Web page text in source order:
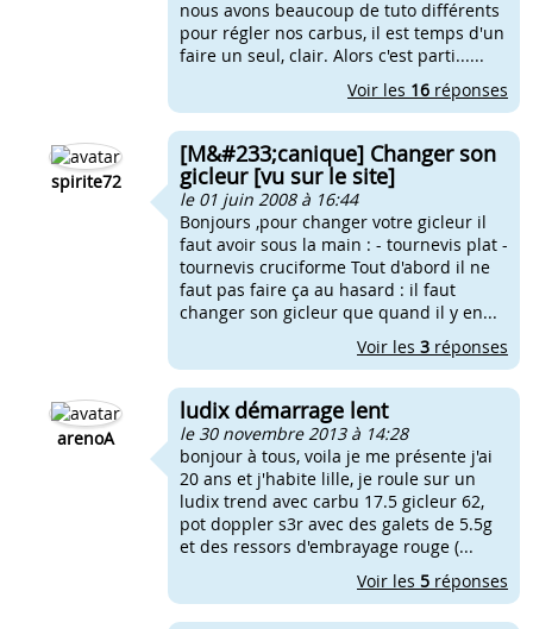
nous avons beaucoup de tuto différents
pour régler nos carbus, il est temps d'un
faire un seul, clair. Alors c'est parti......
Voir les 16 réponses
spirite72
[M&#233;canique] Changer son
gicleur [vu sur le site]
le 01 juin 2008 à 16:44
Bonjours ,pour changer votre gicleur il
faut avoir sous la main : - tournevis plat -
tournevis cruciforme Tout d'abord il ne
faut pas faire ça au hasard : il faut
changer son gicleur que quand il y en...
Voir les 3 réponses
arenoA
ludix démarrage lent
le 30 novembre 2013 à 14:28
bonjour à tous, voila je me présente j'ai
20 ans et j'habite lille, je roule sur un
ludix trend avec carbu 17.5 gicleur 62,
pot doppler s3r avec des galets de 5.5g
et des ressors d'embrayage rouge (...
Voir les 5 réponses